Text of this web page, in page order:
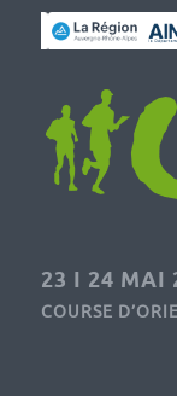
23 I 24 MAI
COURSE